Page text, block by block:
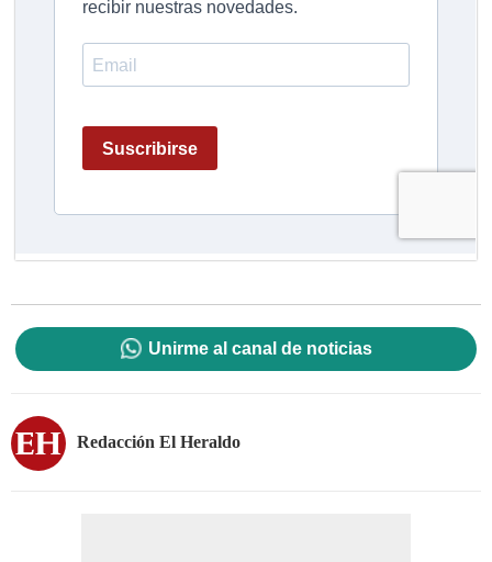
Unirme al canal de noticias
Redacción El Heraldo